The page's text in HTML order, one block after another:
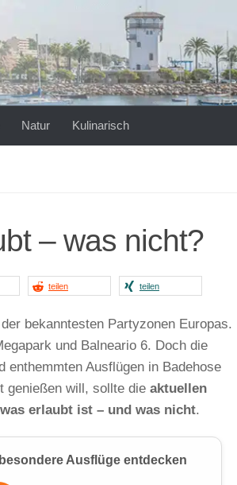
Natur Kulinarisch
– was nicht?
teilen teilen
bekanntesten Partyzonen Europas.
und Balneario 6. Doch die
Ausflügen in Badehose
genießen will, sollte die aktuellen
was erlaubt ist – und was nicht.
Ausflüge entdecken